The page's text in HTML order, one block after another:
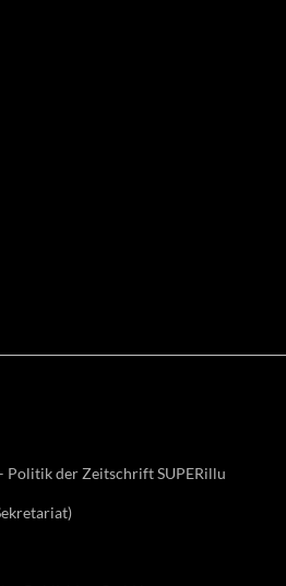
Politik der Zeitschrift SUPERillu